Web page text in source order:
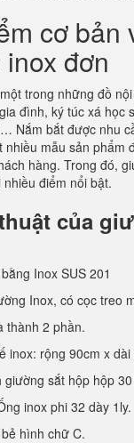
cơ bản
đơn
trong những đồ
đình, ký túc xá học
Nắm bắt được nhu
nhiều mẫu sản phẩm
hàng. Trong đó,
điểm nổi bật.
của
Inox SUS 201
Inox, có cọc treo
thành 2 phần.
inox: rộng 90cm x
sắt hộp hộp
inox phi 32 dày 1ly.
hình chữ C.